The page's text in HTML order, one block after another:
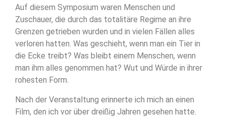
Auf diesem Symposium waren Menschen und
Zuschauer, die durch das totalitäre Regime an ihre
Grenzen getrieben wurden und in vielen Fällen alles
verloren hatten. Was geschieht, wenn man ein Tier in
die Ecke treibt? Was bleibt einem Menschen, wenn
man ihm alles genommen hat? Wut und Würde in ihrer
rohesten Form.
Nach der Veranstaltung erinnerte ich mich an einen
Film, den ich vor über dreißig Jahren gesehen hatte.